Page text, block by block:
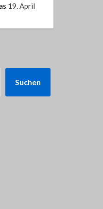
19. April
Suchen